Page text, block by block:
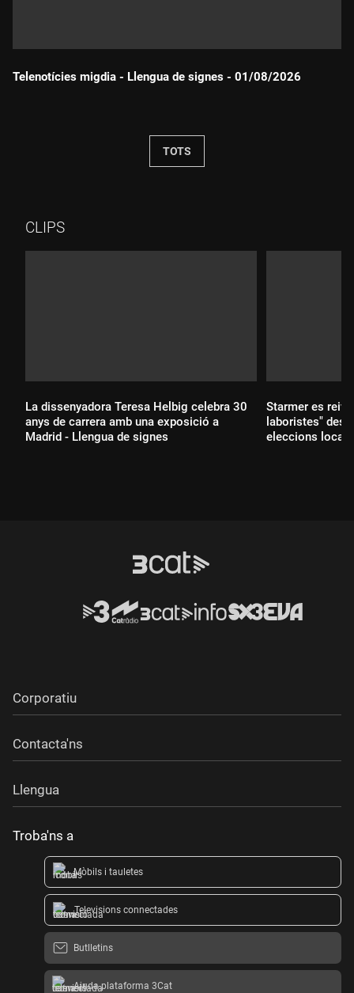
Telenotícies migdia - Llengua de signes - 01/08/2026
TOTS
CLIPS
La dissenyadora Teresa Helbig celebra 30
anys de carrera amb una exposició a
Madrid - Llengua de signes
Starmer es
laboristes"
eleccions
Corporatiu
Contacta'ns
Llengua
Troba'ns a
Mòbils i tauletes
Televisions connectades
Butlletins
Ajuda plataforma 3Cat